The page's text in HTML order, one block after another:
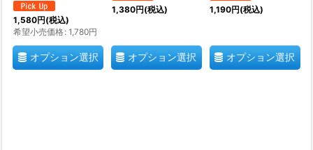
1,580円(税込)
希望小売価格: 1,780円
オプション選択
1,380円(税込)
オプション選択
1,190円(税込)
オプション選択